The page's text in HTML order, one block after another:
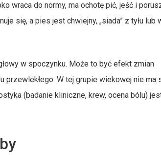
wraca do normy, ma ochotę pić, jeść i
się, a pies jest chwiejny, „siada” z tyłu lub
w spoczynku. Może to być efekt zmian
przewlekłego. W tej grupie wiekowej nie ma
(badanie kliniczne, krew, ocena bólu)